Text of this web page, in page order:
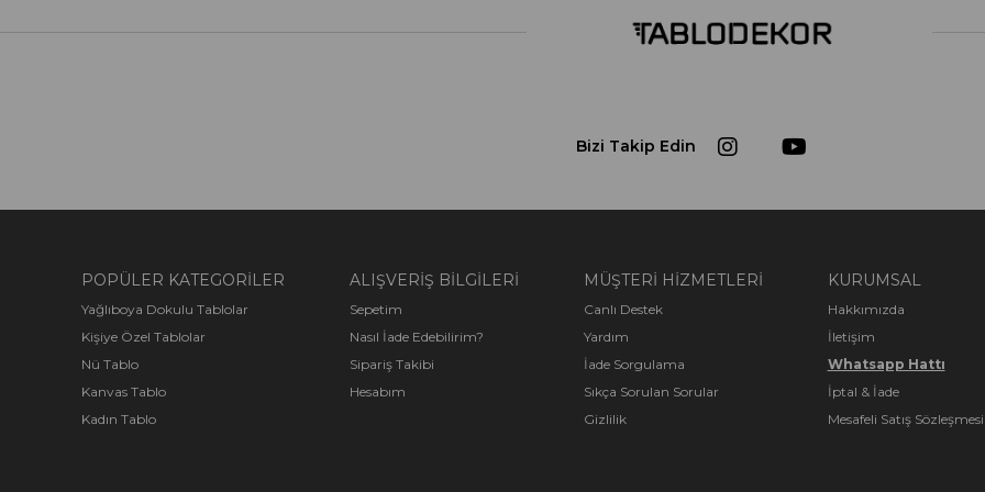
Kumaşlarımızın arka tarafı sarı olup
mat olduğu için üzerine spot ışık
ÇAM
Ahşap şaselerimiz 1.sınıf keresteler
şaselerimizin kalınlığı 3x4 dür. Üst
Ahşap şase
Bizi Takip Edin
POPÜLER KATEGORİLER
Yağlıboya Dokulu Tablolar
Kişiye Özel Tablolar
Nü Tablo
Kanvas Tablo
Kadın Tablo
ALIŞVERİŞ BİLGİLERİ
Sepetim
Nasıl İade Edebilirim?
Sipariş Takibi
Hesabım
MÜŞTERİ HİZMETLERİ
Canlı Destek
Yardım
İade Sorgulama
Sıkça Sorulan Sorular
Gizlilik
KURUMSAL
Hakkımızda
İletişim
Whatsapp Hattı
İptal & İade
Mesafeli Satış Sözleşmesi